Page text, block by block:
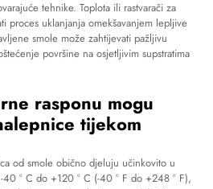
tehnike. Toplota ili rastvarači za
proces uklanjanja omekšavanjem lepljive
smole može zahtijevati pažljivu
površine na osjetljivim supstratima
rasponu mogu
tijekom
od smole obično djeluju učinkovito u
° C do +120 ° C (-40 ° F do +248 ° F),